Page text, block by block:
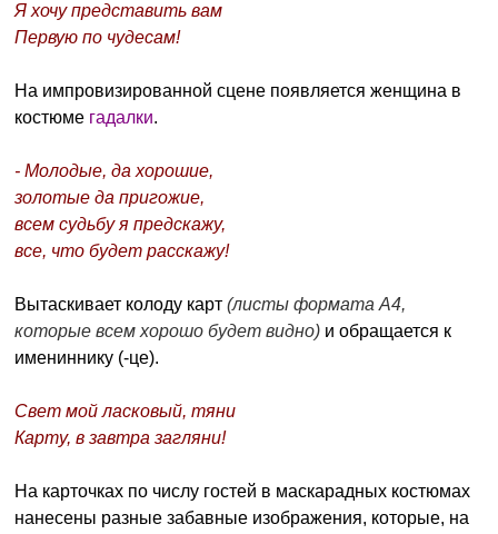
Я хочу представить вам
Первую по чудесам!
На импровизированной сцене появляется женщина в
костюме гадалки.
- Молодые, да хорошие,
золотые да пригожие,
всем судьбу я предскажу,
все, что будет расскажу!
Вытаскивает колоду карт (листы формата А4,
которые всем хорошо будет видно) и обращается к
имениннику (-це).
Свет мой ласковый, тяни
Карту, в завтра загляни!
На карточках по числу гостей в маскарадных костюмах
нанесены разные забавные изображения, которые, на